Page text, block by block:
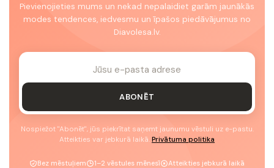
Pievienojieties mums un nekad nepalaidiet garām jaunākās
modes tendences, iedvesmu un īpašos piedāvājumus no
Diavolesa.lv.
ABONĒT
Nospiežot "Abonēt", jūs piekrītat saņemt jaunumu vēstuli uz e-pastu.
Atteikties var jebkurā laikā. Privātuma politika
Bez mēstuļiem 1–2 vēstules mēnesī Atteikties jebkurā laikā